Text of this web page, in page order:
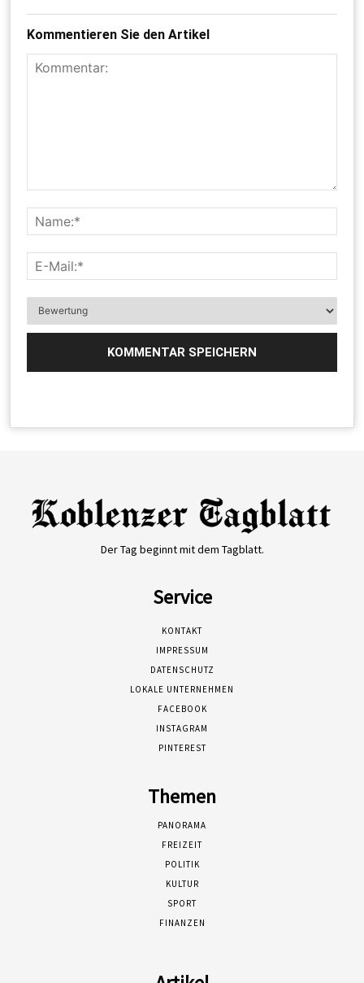
Kommentieren Sie den Artikel
Der Tag beginnt mit dem Tagblatt.
Service
KONTAKT
IMPRESSUM
DATENSCHUTZ
LOKALE UNTERNEHMEN
FACEBOOK
INSTAGRAM
PINTEREST
Themen
PANORAMA
FREIZEIT
POLITIK
KULTUR
SPORT
FINANZEN